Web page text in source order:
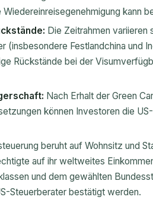
kann
Die Zeitrahmen variieren
(insbesondere Festlandchina und
Rückstände bei der
Nach Erhalt der Green
können Investoren die
beruht auf Wohnsitz und
auf ihr weltweites
und dem gewählten
Steuerberater bestätigt werden.